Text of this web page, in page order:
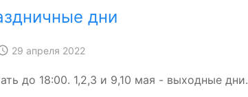
дни
29 апреля 2022
до 18:00. 1,2,3 и 9,10 мая - выходные дни.